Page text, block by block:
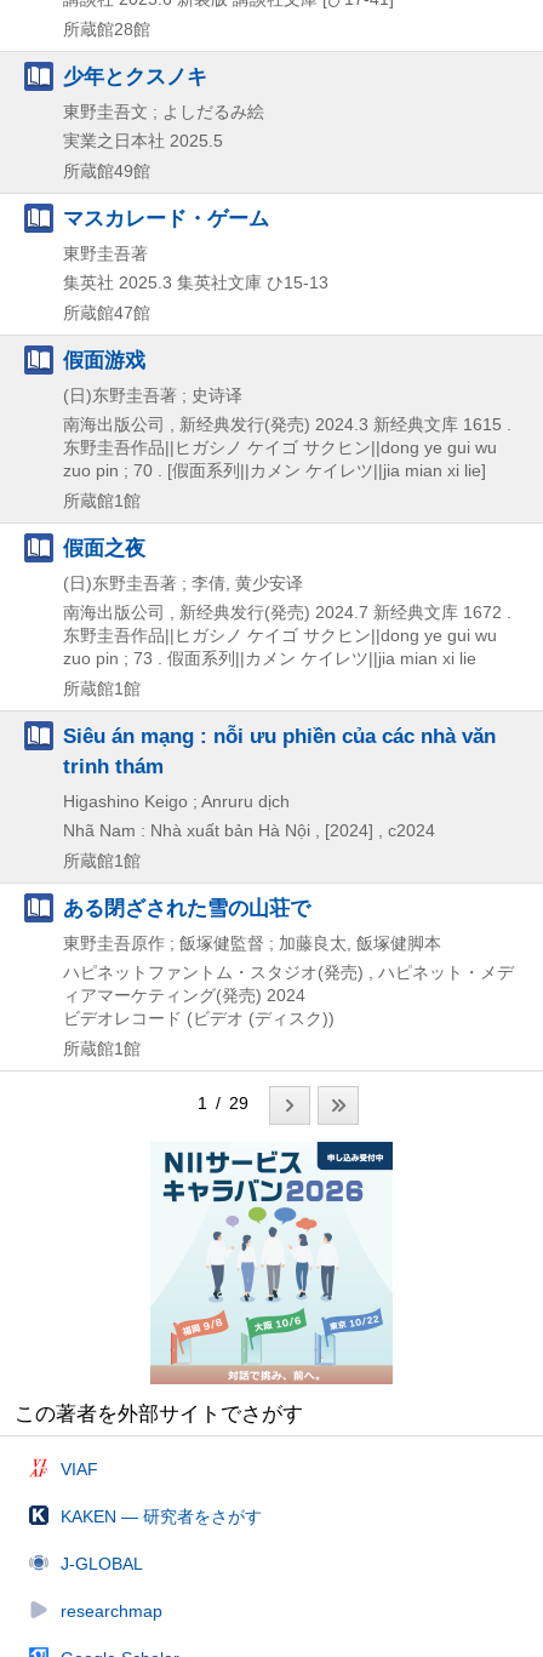
所蔵館28館
少年とクスノキ
東野圭吾文 ; よしだるみ絵
実業之日本社 2025.5
所蔵館49館
マスカレード・ゲーム
東野圭吾著
集英社 2025.3 集英社文庫 ひ15-13
所蔵館47館
假面游戏
(日)东野圭吾著 ; 史诗译
南海出版公司 , 新经典发行(発売) 2024.3 新经典文库 1615 .
东野圭吾作品||ヒガシノ ケイゴ サクヒン||dong ye gui wu
zuo pin ; 70 . [假面系列||カメン ケイレツ||jia mian xi lie]
所蔵館1館
假面之夜
(日)东野圭吾著 ; 李倩, 黄少安译
南海出版公司 , 新经典发行(発売) 2024.7 新经典文库 1672 .
东野圭吾作品||ヒガシノ ケイゴ サクヒン||dong ye gui wu
zuo pin ; 73 . 假面系列||カメン ケイレツ||jia mian xi lie
所蔵館1館
Siêu án mạng : nỗi ưu phiền của các nhà văn
trinh thám
Higashino Keigo ; Anruru dịch
Nhã Nam : Nhà xuất bản Hà Nội , [2024] , c2024
所蔵館1館
ある閉ざされた雪の山荘で
東野圭吾原作 ; 飯塚健監督 ; 加藤良太, 飯塚健脚本
ハピネットファントム・スタジオ(発売) , ハピネット・メデ
ィアマーケティング(発売) 2024
ビデオレコード (ビデオ (ディスク))
所蔵館1館
1 / 29
この著者を外部サイトでさがす
VIAF
KAKEN — 研究者をさがす
J-GLOBAL
researchmap